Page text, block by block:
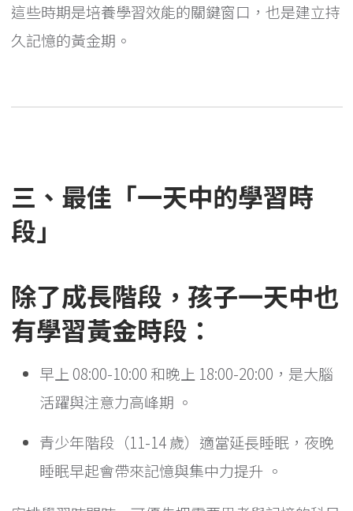
這些時期是培養學習效能的關鍵窗口，也是建立持
久記憶的黃金期。
三、最佳「一天中的學習時
段」
除了成長階段，孩子一天中也
有學習黃金時段：
早上 08:00-10:00 和晚上 18:00-20:00，是大腦
活躍與注意力高峰期 。
青少年階段（11-14 歲）適當延長睡眠，夜晚
睡眠早起會帶來記憶與集中力提升 。